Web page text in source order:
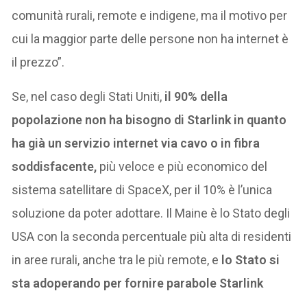
comunità rurali, remote e indigene, ma il motivo per
cui la maggior parte delle persone non ha internet è
il prezzo”.
Se, nel caso degli Stati Uniti, il 90% della
popolazione non ha bisogno di Starlink in quanto
ha già un servizio internet via cavo o in fibra
soddisfacente, più veloce e più economico del
sistema satellitare di SpaceX, per il 10% è l’unica
soluzione da poter adottare. Il Maine è lo Stato degli
USA con la seconda percentuale più alta di residenti
in aree rurali, anche tra le più remote, e lo Stato si
sta adoperando per fornire parabole Starlink